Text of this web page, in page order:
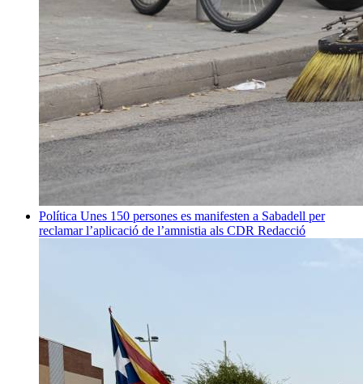
Política Unes 150 persones es manifesten a Sabadell per
reclamar l’aplicació de l’amnistia als CDR Redacció